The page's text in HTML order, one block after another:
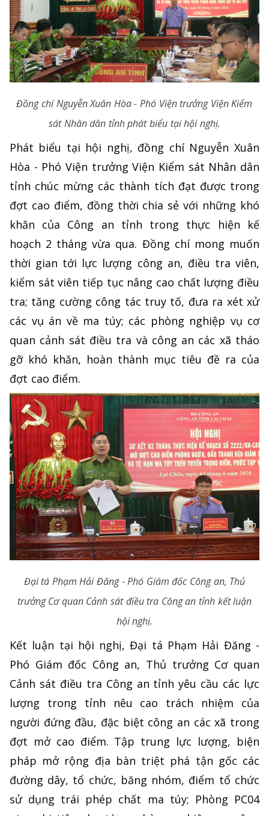
Đồng chí Nguyễn Xuân Hòa - Phó Viện trưởng Viện Kiểm
sát Nhân dân tỉnh phát biểu tại hội nghị.
Phát biểu tại hội nghị, đồng chí Nguyễn Xuân
Hòa - Phó Viện trưởng Viện Kiểm sát Nhân dân
tỉnh chúc mừng các thành tích đạt được trong
đợt cao điểm, đồng thời chia sẻ với những khó
khăn của Công an tỉnh trong thực hiện kế
hoạch 2 tháng vừa qua. Đồng chí mong muốn
thời gian tới lực lượng công an, điều tra viên,
kiểm sát viên tiếp tục nâng cao chất lượng điều
tra; tăng cường công tác truy tố, đưa ra xét xử
các vụ án về ma túy; các phòng nghiệp vụ cơ
quan cảnh sát điều tra và công an các xã tháo
gỡ khó khăn, hoàn thành mục tiêu đề ra của
đợt cao điểm.
Đại tá Phạm Hải Đăng - Phó Giám đốc Công an, Thủ
trưởng Cơ quan Cảnh sát điều tra Công an tỉnh kết luận
hội nghị.
Kết luận tại hội nghị, Đại tá Phạm Hải Đăng -
Phó Giám đốc Công an, Thủ trưởng Cơ quan
Cảnh sát điều tra Công an tỉnh yêu cầu các lực
lượng trong tỉnh nêu cao trách nhiệm của
người đứng đầu, đặc biệt công an các xã trong
đợt mở cao điểm. Tập trung lực lượng, biện
pháp mở rộng địa bàn triệt phá tận gốc các
đường dây, tổ chức, băng nhóm, điểm tổ chức
sử dụng trái phép chất ma túy; Phòng PC04